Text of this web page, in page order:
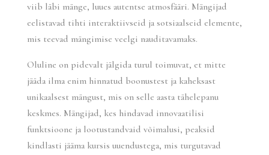
viib läbi mänge, luues autentse atmosfääri. Mängijad
eelistavad tihti interaktiivseid ja sotsiaalseid elemente,
mis teevad mängimise veelgi nauditavamaks.
Oluline on pidevalt jälgida turul toimuvat, et mitte
jääda ilma enim hinnatud boonustest ja kaheksast
unikaalsest mängust, mis on selle aasta tähelepanu
keskmes. Mängijad, kes hindavad innovaatilisi
funktsioone ja lootustandvaid võimalusi, peaksid
kindlasti jääma kursis uuendustega, mis turgutavad